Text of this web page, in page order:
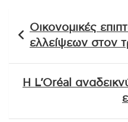
άρθρων
Οικονομικές
ελλείψεων στον
Η L’Oréal